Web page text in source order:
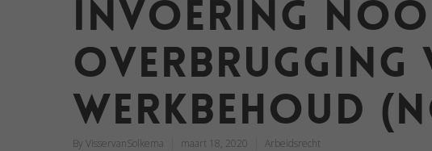
invoering
Werkbehoud
By VisservanSolkema maart 18, 2020 Arbeidsrecht